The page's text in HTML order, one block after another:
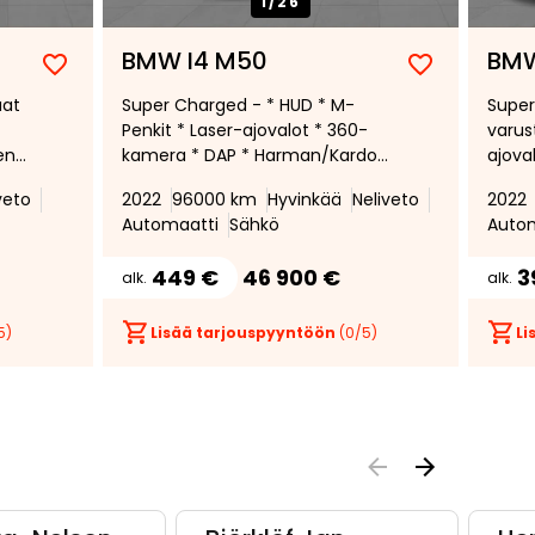
Lisää
suosikiksi
Poista
suosikeista
BMW I4 M50
Lisää
suosikiksi
Poista
Super Charged - * HUD * M-
Penkit * Laser-ajovalot * 360-
kamera * DAP * Harman/Kardon
* Comfort Acces * Dravit Gray
individual * 2 x vanteet ja
2022 96000 km Hyvinkää Neliveto
Automaatti Sähkö
alk. 449 € 46 900 €
Lisää tarjouspyyntöön (0/5)
*
2022
alk.